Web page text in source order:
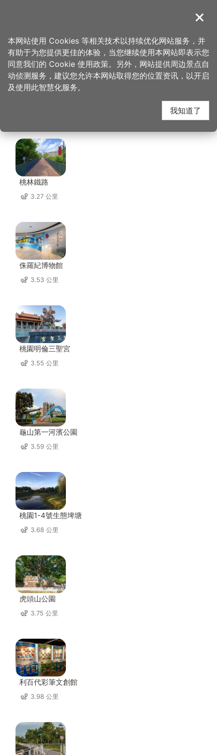
導覽
首页 > 想去的地方 > 美食、购物 > 老四川巴蜀麻辣烫-桃园店
老四川巴蜀麻辣烫-桃
园店 周边景点
桃林鐵路
3.27 公里
侏羅紀博物館
3.53 公里
桃園明倫三聖宮
3.55 公里
龜山第一河濱公園
3.59 公里
桃園1-4號生態埤塘
3.68 公里
虎頭山公園
3.75 公里
利百代彩筆文創館
3.98 公里
关闭
本网站使用 Cookies 等相关技术以持续优化网站服务，并
有助于为您提供更佳的体验，当您继续使用本网站即表示您
同意我们的 Cookie 使用政策。另外，网站提供周边景点自
动侦测服务，建议您允许本网站取得您的位置资讯，以开启
及使用此智慧化服务。
我知道了